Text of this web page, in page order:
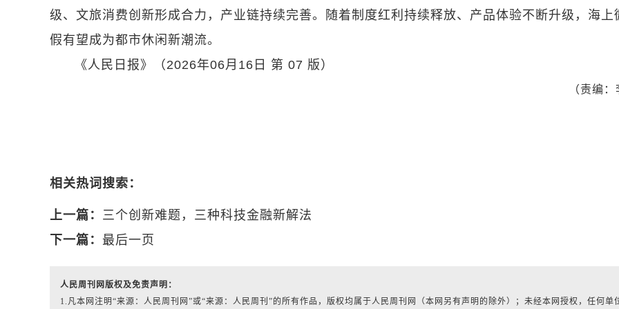
级、文旅消费创新形成合力，产业链持续完善。随着制度红利持续释放、产品体验不断升级，海上
假有望成为都市休闲新潮流。
《人民日报》（2026年06月16日 第 07 版）
（责编：
相关热词搜索：
上一篇： 三个创新难题，三种科技金融新解法
下一篇： 最后一页
人民周刊网版权及免责声明：
1.凡本网注明“来源：人民周刊网”或“来源：人民周刊”的所有作品，版权均属于人民周刊网（本网另有声明的除外）；未经本网授权，任何单